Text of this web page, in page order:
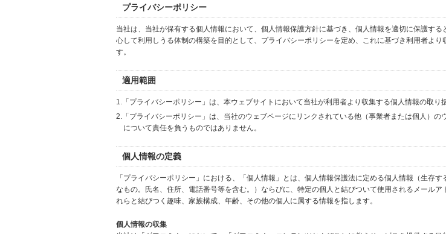
プライバシーポリシー
当社は、当社が保有する個人情報において、個人情報保護方針に基づき、個人情報を適切に保護す
心して利用しうる体制の構築を目的として、プライバシーポリシーを定め、これに基づき利用者より
す。
適用範囲
1.「プライバシーポリシー」は、本ウェブサイトにおいて当社が利用者より収集する個人情報の取り
2.「プライバシーポリシー」は、当社のウェブページにリンクされている他（事業者または個人）の
について責任を負うものではありません。
個人情報の定義
「プライバシーポリシー」における、「個人情報」とは、個人情報保護法に定める個人情報（生存
なもの。氏名、住所、電話番号等を含む。）ならびに、特定の個人と結びついて使用されるメール
れらと結びつく趣味、家族構成、年齢、その他の個人に属する情報を指します。
個人情報の収集